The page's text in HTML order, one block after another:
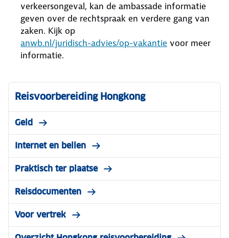
verkeersongeval, kan de ambassade informatie
geven over de rechtspraak en verdere gang van
zaken. Kijk op
anwb.nl/juridisch-advies/op-vakantie voor meer
informatie.
Reisvoorbereiding Hongkong
Geld
Internet en bellen
Praktisch ter plaatse
Reisdocumenten
Voor vertrek